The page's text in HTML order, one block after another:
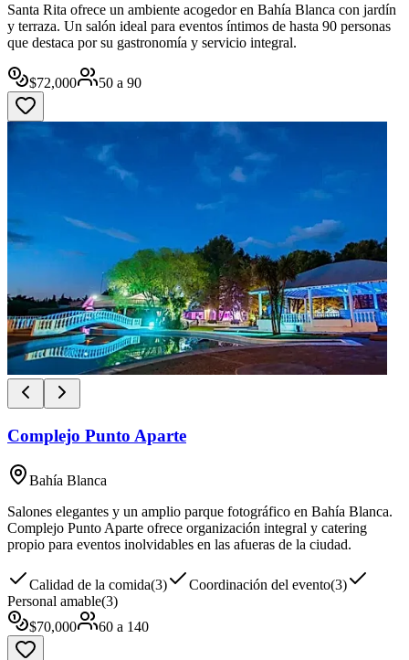
Santa Rita ofrece un ambiente acogedor en Bahía Blanca con jardín
y terraza. Un salón ideal para eventos íntimos de hasta 90 personas
que destaca por su gastronomía y servicio integral.
$72,000 50 a 90
Complejo Punto Aparte
Bahía Blanca
Salones elegantes y un amplio parque fotográfico en Bahía Blanca.
Complejo Punto Aparte ofrece organización integral y catering
propio para eventos inolvidables en las afueras de la ciudad.
Calidad de la comida(3) Coordinación del evento(3)
Personal amable(3)
$70,000 60 a 140